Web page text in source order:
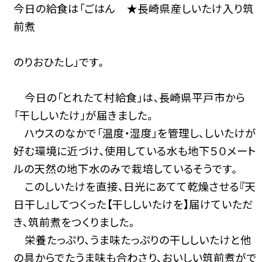
今日の給食は「ごはん ★長崎県産しいたけ入り筑
前煮
のりおひたし」です。
今日の「とれたて村給食」は、長崎県平戸市から
「干ししいたけ」が届きました。
ハウスのなかで「温度・湿度」を管理し、しいたけが
好む環境に近づけ、使用している水も地下５０メート
ルの天然の地下水のみで栽培しているそうです。
このしいたけを直接、日光にあてて乾燥させる『天
日干し』してつくった【干ししいたけを】届けていただ
き、筑前煮をつくりました。
栄養たっぷり、うま味たっぷりの干ししいたけと他
の具からでたうま味も合わさり、おいしい筑前煮がで